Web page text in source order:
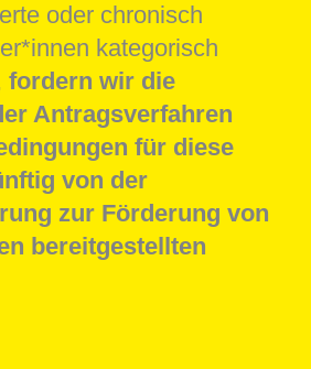
oder chronisch
kategorisch
fordern wir die
Antragsverfahren
für diese
von der
zur Förderung von
bereitgestellten